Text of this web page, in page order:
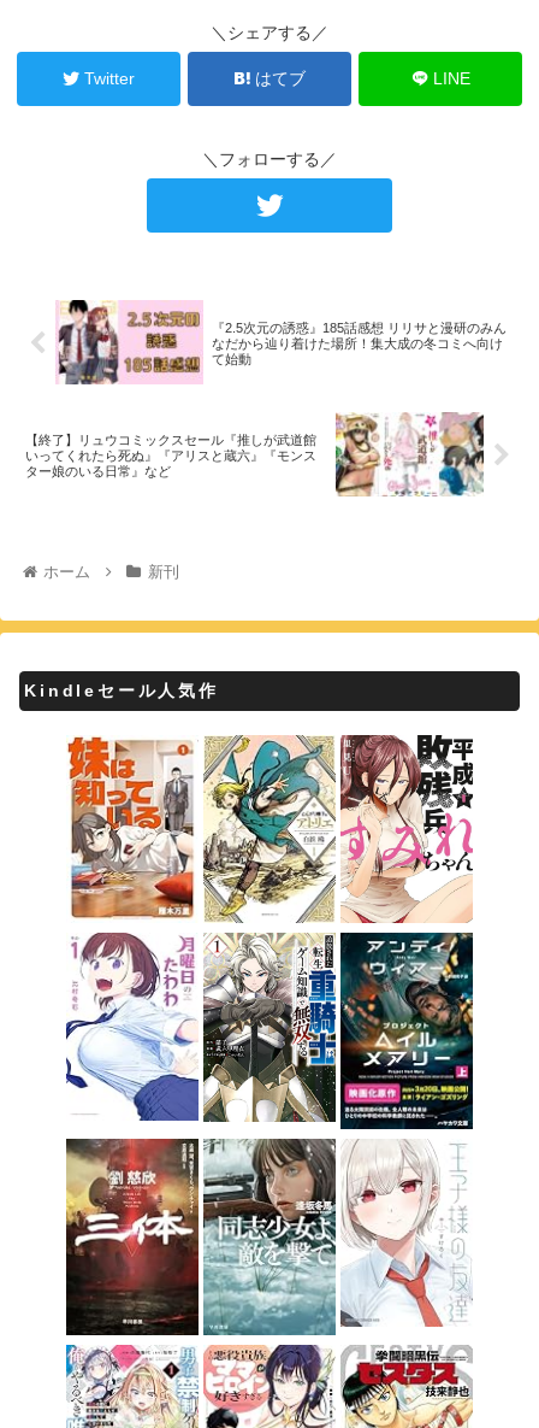
＼シェアする／
Twitter はてブ LINE
＼フォローする／
『2.5次元の誘惑』185話感想 リリサと漫研のみん
なだから辿り着けた場所！集大成の冬コミへ向け
て始動
【終了】リュウコミックスセール『推しが武道館
いってくれたら死ぬ』『アリスと蔵六』『モンス
ター娘のいる日常』など
ホーム 新刊
Kindleセール人気作